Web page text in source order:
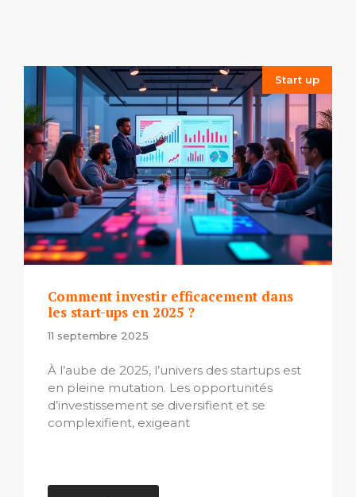
Start up
Comment investir efficacement dans
les start-ups en 2025 ?
11 septembre 2025
À l’aube de 2025, l’univers des startups est
en pleine mutation. Les opportunités
d’investissement se diversifient et se
complexifient, exigeant